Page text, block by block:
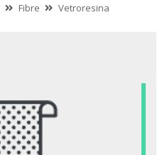
Fibre Vetroresina